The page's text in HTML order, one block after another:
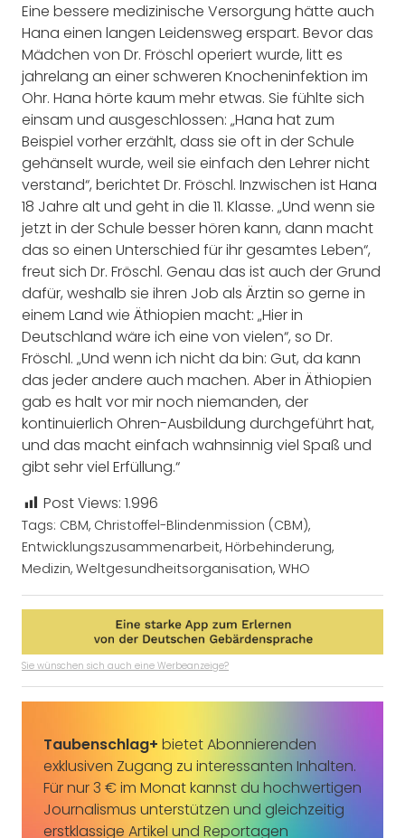
Eine bessere medizinische Versorgung hätte auch
Hana einen langen Leidensweg erspart. Bevor das
Mädchen von Dr. Fröschl operiert wurde, litt es
jahrelang an einer schweren Knocheninfektion im
Ohr. Hana hörte kaum mehr etwas. Sie fühlte sich
einsam und ausgeschlossen: „Hana hat zum
Beispiel vorher erzählt, dass sie oft in der Schule
gehänselt wurde, weil sie einfach den Lehrer nicht
verstand“, berichtet Dr. Fröschl. Inzwischen ist Hana
18 Jahre alt und geht in die 11. Klasse. „Und wenn sie
jetzt in der Schule besser hören kann, dann macht
das so einen Unterschied für ihr gesamtes Leben“,
freut sich Dr. Fröschl. Genau das ist auch der Grund
dafür, weshalb sie ihren Job als Ärztin so gerne in
einem Land wie Äthiopien macht: „Hier in
Deutschland wäre ich eine von vielen“, so Dr.
Fröschl. „Und wenn ich nicht da bin: Gut, da kann
das jeder andere auch machen. Aber in Äthiopien
gab es halt vor mir noch niemanden, der
kontinuierlich Ohren-Ausbildung durchgeführt hat,
und das macht einfach wahnsinnig viel Spaß und
gibt sehr viel Erfüllung.“
Post Views: 1.996
Tags: CBM, Christoffel-Blindenmission (CBM),
Entwicklungszusammenarbeit, Hörbehinderung,
Medizin, Weltgesundheitsorganisation, WHO
Sie wünschen sich auch eine Werbeanzeige?
Taubenschlag+ bietet Abonnierenden
exklusiven Zugang zu interessanten Inhalten.
Für nur 3 € im Monat kannst du hochwertigen
Journalismus unterstützen und gleichzeitig
erstklassige Artikel und Reportagen